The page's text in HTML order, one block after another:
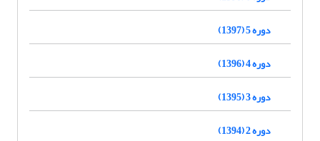
دوره 5 (1397)
دوره 4 (1396)
دوره 3 (1395)
دوره 2 (1394)